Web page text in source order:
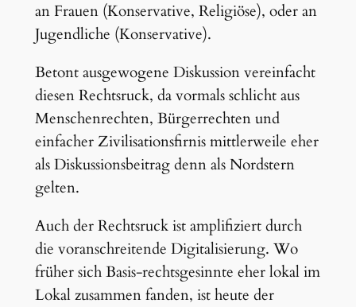
an Frauen (Konservative, Religiöse), oder an
Jugendliche (Konservative).
Betont ausgewogene Diskussion vereinfacht
diesen Rechtsruck, da vormals schlicht aus
Menschenrechten, Bürgerrechten und
einfacher Zivilisationsfirnis mittlerweile eher
als Diskussionsbeitrag denn als Nordstern
gelten.
Auch der Rechtsruck ist amplifiziert durch
die voranschreitende Digitalisierung. Wo
früher sich Basis-rechtsgesinnte eher lokal im
Lokal zusammen fanden, ist heute der